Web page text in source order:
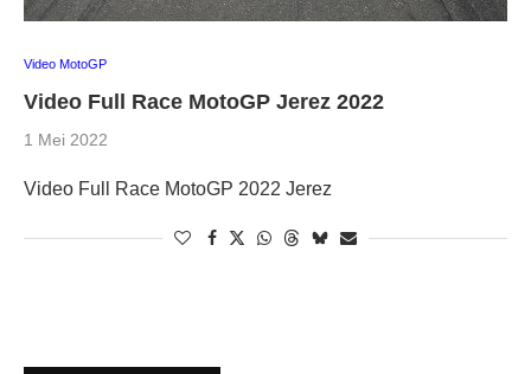
Video MotoGP
Video Full Race MotoGP Jerez 2022
1 Mei 2022
Video Full Race MotoGP 2022 Jerez